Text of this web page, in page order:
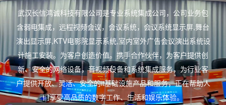
武汉长信鸿诚科技有限公司是专业系统集成公司，公司业务包
含弱电集成，远程视频会议，会议系统，会议系统显示屏,舞台
演出显示屏,KTV电影院显示系统,室内室外广告会议演出系统设
计施工安装。为客户创造价值。携手合作伙伴，为客户提供创
新、安全的网络设备，音视频设备和系统集成服务，为行业客
户提供开放、灵活、安全的it基础设施产品和服务，正在帮助人
们享受高品质的数字工作、生活和娱乐体验。